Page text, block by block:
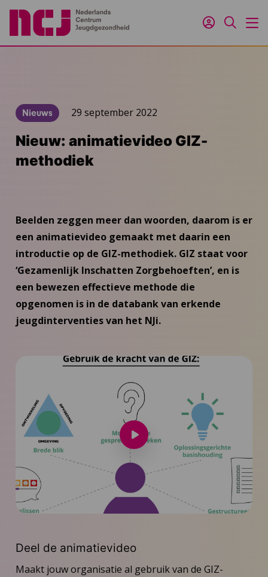
Inloggen
Zoeken
Nieuws 29 september 2022
Nieuw: animatievideo GIZ-
methodiek
Beelden zeggen meer dan woorden, daarom is er
een animatievideo gemaakt met daarin een
introductie op de GIZ-methodiek. GIZ staat voor
‘Gezamenlijk Inschatten Zorgbehoeften’, en is
een bewezen effectieve methode die
opgenomen is in de databank van erkende
jeugdinterventies van het NJi.
Speel
video
Deel de animatievideo
Maakt jouw organisatie al gebruik van de GIZ-